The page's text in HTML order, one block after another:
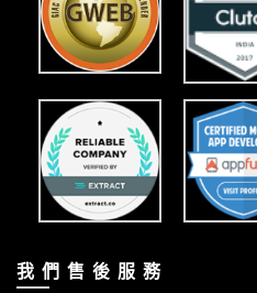
我 們 售 後 服 務